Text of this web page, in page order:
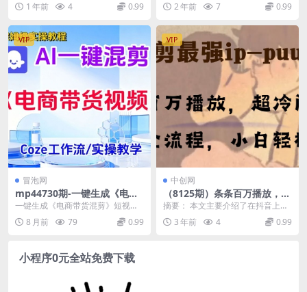
绍： 今天给大...
1 年前 4 0.99
课程内容： ...
2 年前 7 0.99
VIP
冒泡网
mp44730期-一键生成《电商
带货混剪》短视频，实操搭建
教学课，通俗易懂，包教包会
一键生成《电商带货混剪》短视
频，实操搭建教学课，通俗易懂，
包教包会 课程介绍： ...
8 月前 79 0.99
VIP
中创网
（8125期）条条百万播放，漫
剪最强冷门ip-puuung1，手
机全流程，小白轻松学会！
(“抖音冷门漫剪IP教程手机全
摘要： 本文主要介绍了在抖音上非
常冷门但爆火的漫剪题材，其条条
爆款，点赞基本都是...
3 年前 4 0.99
小程序0元全站免费下载